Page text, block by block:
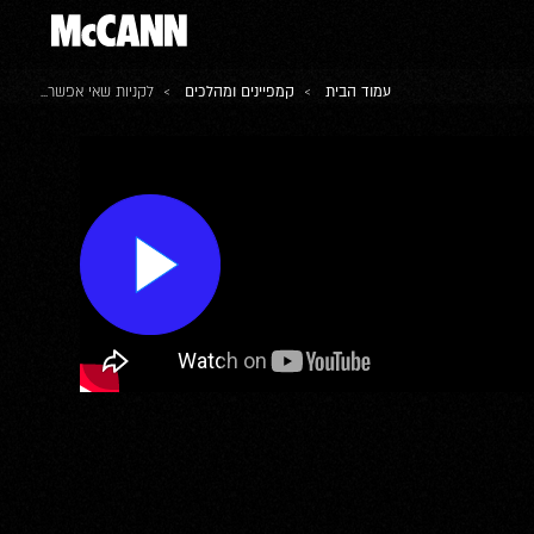
עמוד הבית> קמפיינים ומהלכים > לקניות שאי אפשר...